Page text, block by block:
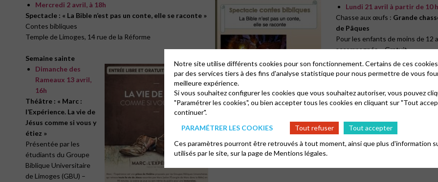
Mercredi 2 avril, à 18h
Spectacle : « La Bible n’est pas un conte, elle se raconte »
Contes bibliques
Temple de Limoges, 14 rue de la Réforme
Semaine sainte
Dimanche des
Rameaux 13 avril,
16h
Théâtre : « Marc :
l’Expérience. La vie de
Jésus comme si vous y
étiez »
Présentée par les
étudiants du Groupe
Biblique Universitaire
de Limoges (GBU) –
Lundi 21 avril à partir de 10
Chasse aux œufs : Grande
de Pâques
Pour les enfants de moins de 12
accompagnés – Gratuit.
Au Pigeonnier de la Noël, chemin
découverte, à Melle
Notre site utilise différents cookies pour son fonctionnement. Certains de ces
par des services tiers à des fins d'analyse statistique pour nous permettre de vous
meilleure expérience.
Si vous souhaitez configurer les cookies que vous souhaitez autoriser, vous pouvez
"Paramétrer les cookies", ou bien accepter tous les cookies en cliquant sur "Tout
continuer".
PARAMÉTRER LES COOKIES
Tout refuser
Tout accepter
Ces paramètres pourront être retrouvés à tout moment, ainsi que plus d'information
utilisés par le site, sur la page deMentions légales.